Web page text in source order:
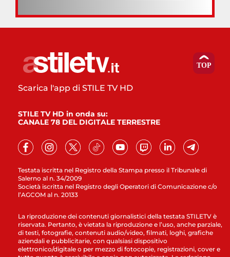
Testata iscritta nel Registro della Stampa presso il Tribunale di
Salerno al n. 34/2009
Società iscritta nel Registro degli Operatori di Comunicazione c/o
l’AGCOM al n. 20133
Scarica l'app di STILE TV HD
STILE TV HD in onda su:
CANALE 78 DEL DIGITALE TERRESTRE
La riproduzione dei contenuti giornalistici della testata STILETV è
riservata. Pertanto, è vietata la riproduzione e l’uso, anche parziale,
di testi, fotografie, contenuti audio/video, filmati, loghi, grafiche
aziendali e pubblicitarie, con qualsiasi dispositivo
elettronico/digitale o per mezzo di fotocopie, registrazioni, cover e